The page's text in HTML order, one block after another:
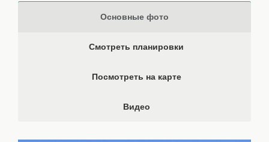
Основные фото
Смотреть планировки
Посмотреть на карте
Видео